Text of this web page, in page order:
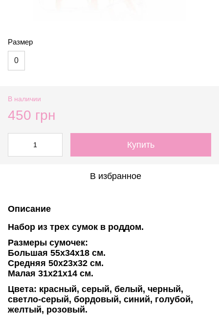
Размер
0
В наличии
450 грн
Купить
В избранное
Описание
Набор из трех сумок в роддом.
Размеры сумочек:
Большая 55х34х18 см.
Средняя 50х23х32 см.
Малая 31х21х14 см.
Цвета: красный, серый, белый, черный,
светло-серый, бордовый, синий, голубой,
желтый, розовый.